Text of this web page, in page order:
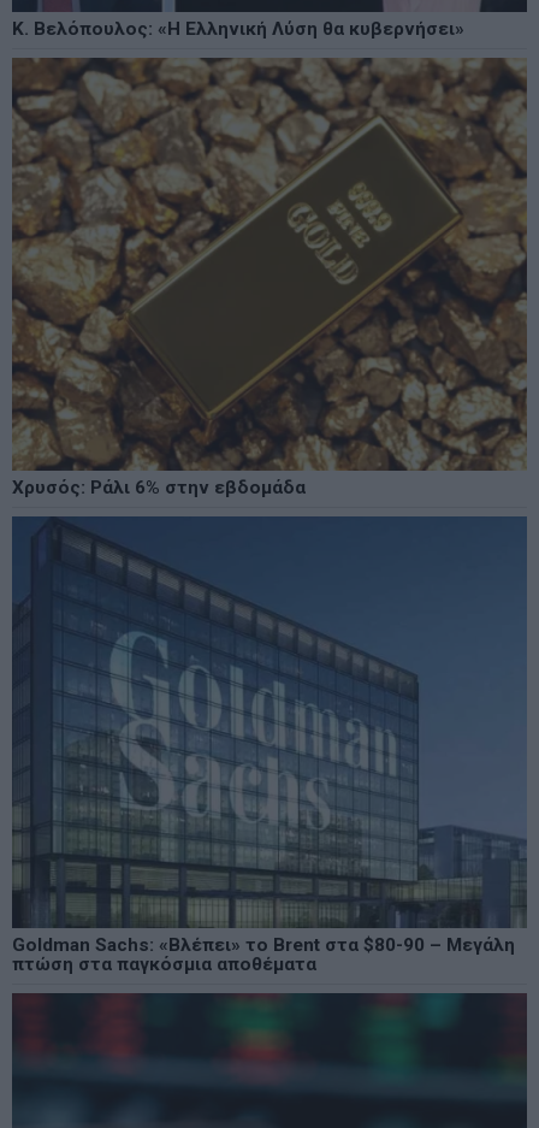
Κ. Βελόπουλος: «Η Ελληνική Λύση θα κυβερνήσει»
Χρυσός: Ράλι 6% στην εβδομάδα
Goldman Sachs: «Βλέπει» το Brent στα $80-90 – Μεγάλη
πτώση στα παγκόσμια αποθέματα